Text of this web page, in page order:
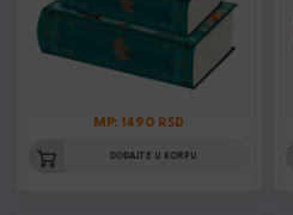
MP: 1490 RSD
DODAJTE U KORPU